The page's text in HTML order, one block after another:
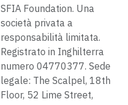
SFIA Foundation. Una
società privata a
responsabilità limitata.
Registrato in Inghilterra
numero 04770377. Sede
legale: The Scalpel, 18th
Floor, 52 Lime Street,